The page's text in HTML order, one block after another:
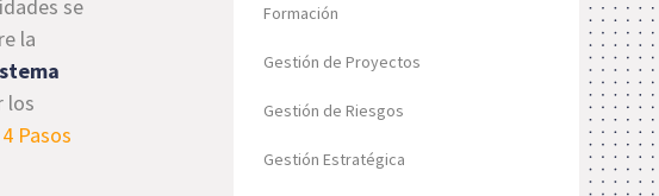
se
la
los
Pasos
Formación
Gestión de Proyectos
Gestión de Riesgos
Gestión Estratégica